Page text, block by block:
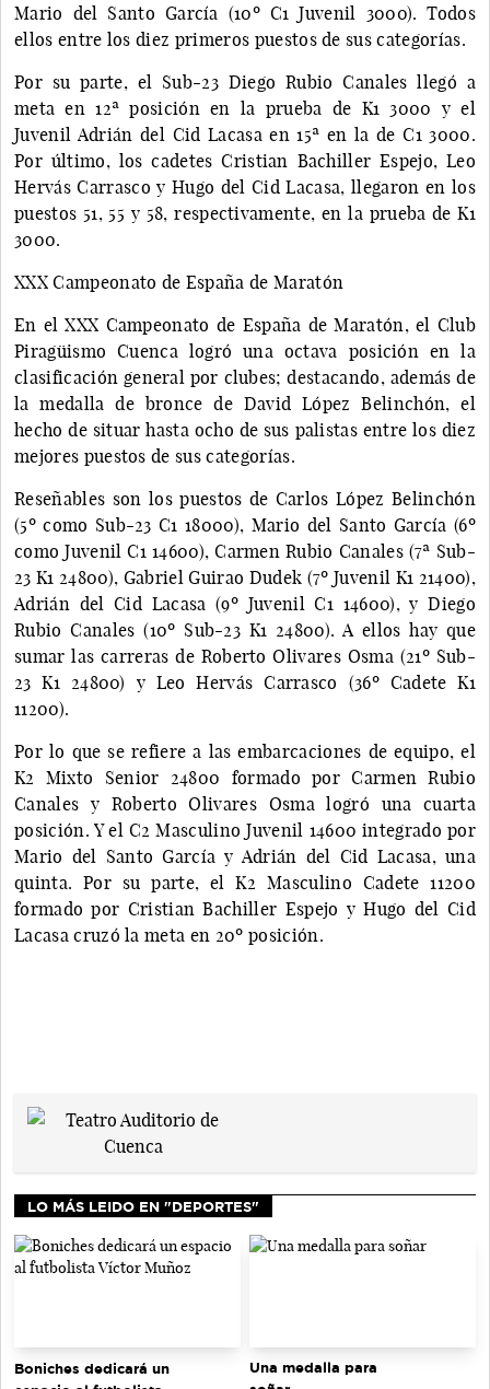
Mario del Santo García (10º C1 Juvenil 3000). Todos
ellos entre los diez primeros puestos de sus categorías.
Por su parte, el Sub-23 Diego Rubio Canales llegó a
meta en 12ª posición en la prueba de K1 3000 y el
Juvenil Adrián del Cid Lacasa en 15ª en la de C1 3000.
Por último, los cadetes Cristian Bachiller Espejo, Leo
Hervás Carrasco y Hugo del Cid Lacasa, llegaron en los
puestos 51, 55 y 58, respectivamente, en la prueba de K1
3000.
XXX Campeonato de España de Maratón
En el XXX Campeonato de España de Maratón, el Club
Piragüismo Cuenca logró una octava posición en la
clasificación general por clubes; destacando, además de
la medalla de bronce de David López Belinchón, el
hecho de situar hasta ocho de sus palistas entre los diez
mejores puestos de sus categorías.
Reseñables son los puestos de Carlos López Belinchón
(5º como Sub-23 C1 18000), Mario del Santo García (6º
como Juvenil C1 14600), Carmen Rubio Canales (7ª Sub-
23 K1 24800), Gabriel Guirao Dudek (7º Juvenil K1 21400),
Adrián del Cid Lacasa (9º Juvenil C1 14600), y Diego
Rubio Canales (10º Sub-23 K1 24800). A ellos hay que
sumar las carreras de Roberto Olivares Osma (21º Sub-
23 K1 24800) y Leo Hervás Carrasco (36º Cadete K1
11200).
Por lo que se refiere a las embarcaciones de equipo, el
K2 Mixto Senior 24800 formado por Carmen Rubio
Canales y Roberto Olivares Osma logró una cuarta
posición. Y el C2 Masculino Juvenil 14600 integrado por
Mario del Santo García y Adrián del Cid Lacasa, una
quinta. Por su parte, el K2 Masculino Cadete 11200
formado por Cristian Bachiller Espejo y Hugo del Cid
Lacasa cruzó la meta en 20º posición.
LO MÁS LEIDO EN "DEPORTES"
Boniches dedicará un
Una medalla para